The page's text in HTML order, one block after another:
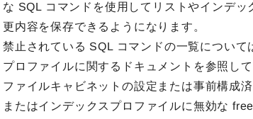
な SQL コマンドを使用してリストやインデ
更内容を保存できるようになります。
禁止されている SQL コマンドの一覧につい
プロファイルに関するドキュメントを参照して
ファイルキャビネットの設定または事前構成
またはインデックスプロファイルに無効な